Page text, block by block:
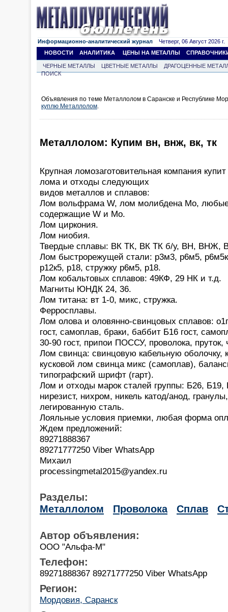
Информационно-аналитический журнал Четверг, 06 Август 2026 г.
НОВОСТИ
АНАЛИТИКА ЦЕНЫ НА МЕТАЛЛЫ
ЧЕРНЫЕ МЕТАЛЛЫ ЦВЕТНЫЕ МЕТАЛЛЫ
ДРАГОЦЕННЫЕ
ПОИСК
Объявления по теме Металлолом в Саранске и Республике
куплю Металлолом.
Металлолом: Купим вн, внж, вк, тк
Крупная ломозаготовительная компания
лома и отходы следующих
видов металлов и сплавов:
Лом вольфрама W, лом молибдена Mo,
содержащие W и Mo.
Лом циркония.
Лом ниобия.
Твердые сплавы: ВК ТК, ВК ТК б/у, ВН,
Лом быстрорежущей стали: р3м3, р6м5,
р12к5, р18, стружку р6м5, р18.
Лом кобальтовых сплавов: 49КФ, 29 НК и т.д.
Магниты ЮНДК 24, 36.
Лом титана: вт 1-0, микс, стружка.
Ферросплавы.
Лом олова и оловянно-свинцовых сплавов:
гост, самоплав, браки, баббит Б16 гост,
30-90 гост, припои ПОССУ, проволока,
Лом свинца: свинцовую кабельную оболочку,
кусковой лом свинца микс (самоплав),
типографский шрифт (гарт).
Лом и отходы марок сталей группы: Б26,
нирезист, нихром, никель катод/анод,
легированную сталь.
Лояльные условия приемки, любая форма
Ждем предложений:
89271888367
89271777250 Viber WhatsApp
Михаил
processingmetal2015@yandex.ru
Разделы:
Металлолом
Проволока Сплав
Автор объявления:
ООО "Альфа-М"
Телефон:
89271888367 89271777250 Viber WhatsApp
Регион:
Мордовия, Саранск